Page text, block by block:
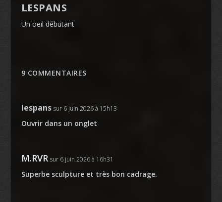
LESPANS
Un oeil débutant
9 COMMENTAIRES
lespans sur 6 juin 2026 à 15h13
Ouvrir dans un onglet
M.RVR sur 6 juin 2026 à 16h31
Superbe sculpture et très bon cadrage.